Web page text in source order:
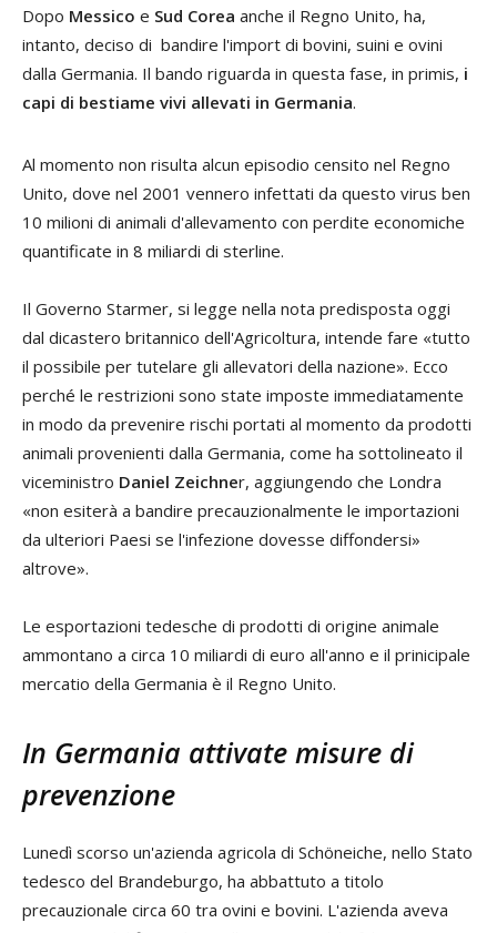
Dopo Messico e Sud Corea anche il Regno Unito, ha,
intanto, deciso di bandire l'import di bovini, suini e ovini
dalla Germania. Il bando riguarda in questa fase, in primis, i
capi di bestiame vivi allevati in Germania.
Al momento non risulta alcun episodio censito nel Regno
Unito, dove nel 2001 vennero infettati da questo virus ben
10 milioni di animali d'allevamento con perdite economiche
quantificate in 8 miliardi di sterline.
Il Governo Starmer, si legge nella nota predisposta oggi
dal dicastero britannico dell'Agricoltura, intende fare «tutto
il possibile per tutelare gli allevatori della nazione». Ecco
perché le restrizioni sono state imposte immediatamente
in modo da prevenire rischi portati al momento da prodotti
animali provenienti dalla Germania, come ha sottolineato il
viceministro Daniel Zeichner, aggiungendo che Londra
«non esiterà a bandire precauzionalmente le importazioni
da ulteriori Paesi se l'infezione dovesse diffondersi»
altrove».
Le esportazioni tedesche di prodotti di origine animale
ammontano a circa 10 miliardi di euro all'anno e il prinicipale
mercatio della Germania è il Regno Unito.
In Germania attivate misure di
prevenzione
Lunedì scorso un'azienda agricola di Schöneiche, nello Stato
tedesco del Brandeburgo, ha abbattuto a titolo
precauzionale circa 60 tra ovini e bovini. L'azienda aveva